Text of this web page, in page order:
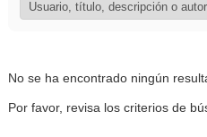
No se ha encontrado ningún
Por favor, revisa los criterios de